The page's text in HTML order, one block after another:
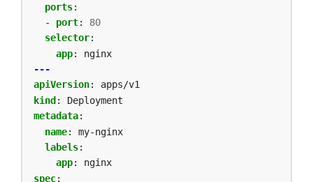
ports:
- port:
80
selector:
app:
nginx
---
apiVersion:
apps/v1
kind :
Deployment
metadata:
name:
my-nginx
labels:
app:
nginx
spec: